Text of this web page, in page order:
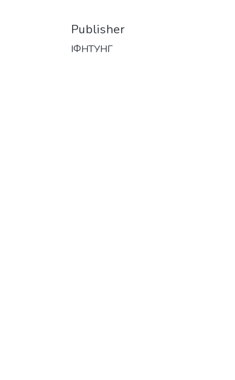
Publisher
ІФНТУНГ